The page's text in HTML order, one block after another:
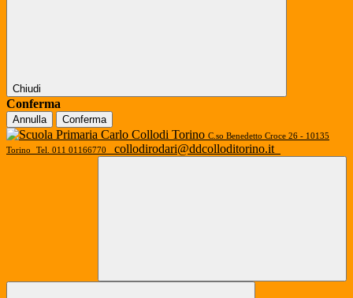
Chiudi
Conferma
Annulla Conferma
C.so Benedetto Croce 26 - 10135
Torino
Tel. 011 01166770 collodirodari@ddcolloditorino.it